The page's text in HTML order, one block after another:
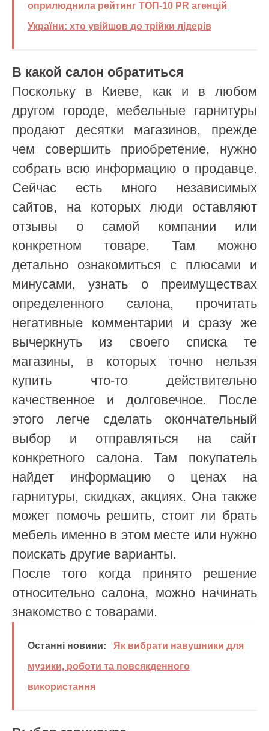
оприлюднила рейтинг ТОП-10 PR агенцій
України: хто увійшов до трійки лідерів
В какой салон обратиться
Поскольку в Киеве, как и в любом
другом городе, мебельные гарнитуры
продают десятки магазинов, прежде
чем совершить приобретение, нужно
собрать всю информацию о продавце.
Сейчас есть много независимых
сайтов, на которых люди оставляют
отзывы о самой компании или
конкретном товаре. Там можно
детально ознакомиться с плюсами и
минусами, узнать о преимуществах
определенного салона, прочитать
негативные комментарии и сразу же
вычеркнуть из своего списка те
магазины, в которых точно нельзя
купить что-то действительно
качественное и долговечное. После
этого легче сделать окончательный
выбор и отправляться на сайт
конкретного салона. Там покупатель
найдет информацию о ценах на
гарнитуры, скидках, акциях. Она также
может помочь решить, стоит ли брать
мебель именно в этом месте или нужно
поискать другие варианты.
После того когда принято решение
относительно салона, можно начинать
знакомство с товарами.
Останні новини:
Як вибрати навушники для
музики, роботи та повсякденного
використання